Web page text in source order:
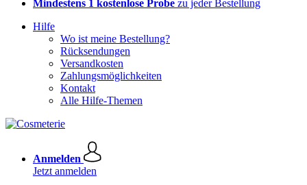
Mindestens 1 kostenlose Probe zu jeder Bestellung
Hilfe
Wo ist meine Bestellung?
Rücksendungen
Versandkosten
Zahlungsmöglichkeiten
Kontakt
Alle Hilfe-Themen
Anmelden
Jetzt anmelden